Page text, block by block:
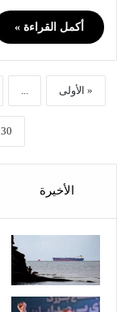
أكمل القراءة »
« الأولى ...
30
الأخيرة